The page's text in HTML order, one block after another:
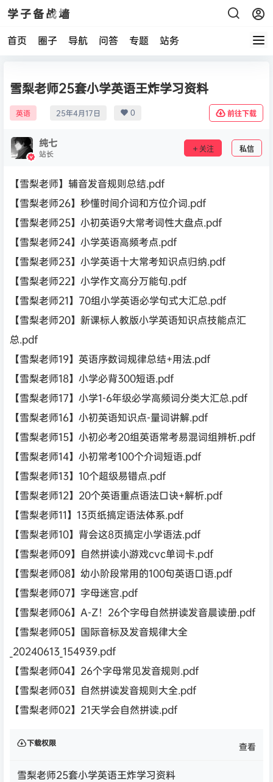
学子备战墙
首页 圈子 导航 问答 专题 站务
雪梨老师25套小学英语王炸学习资料
英语 25年4月17日 0 前往下载
纯七
站长 关注 私信
【雪梨老师】辅音发音规则总结.pdf
【雪梨老师26】秒懂时间介词和方位介词.pdf
【雪梨老师25】小初英语9大常考词性大盘点.pdf
【雪梨老师24】小学英语高频考点.pdf
【雪梨老师23】小学英语十大常考知识点归纳.pdf
【雪梨老师22】小学作文高分万能句.pdf
【雪梨老师21】70组小学英语必学句式大汇总.pdf
【雪梨老师20】新课标人教版小学英语知识点技能点汇
总.pdf
【雪梨老师19】英语序数词规律总结+用法.pdf
【雪梨老师18】小学必背300短语.pdf
【雪梨老师17】小学1-6年级必学高频词分类大汇总.pdf
【雪梨老师16】小初英语知识点-量词讲解.pdf
【雪梨老师15】小初必考20组英语常考易混词组辨析.pdf
【雪梨老师14】小初常考100个介词短语.pdf
【雪梨老师13】10个超级易错点.pdf
【雪梨老师12】20个英语重点语法口诀+解析.pdf
【雪梨老师11】13页纸搞定语法体系.pdf
【雪梨老师10】背会这8页搞定小学语法.pdf
【雪梨老师09】自然拼读小游戏cvc单词卡.pdf
【雪梨老师08】幼小阶段常用的100句英语口语.pdf
【雪梨老师07】字母迷宫.pdf
【雪梨老师06】A-Z！26个字母自然拼读发音晨读册.pdf
【雪梨老师05】国际音标及发音规律大全
_20240613_154939.pdf
【雪梨老师04】26个字母常见发音规则.pdf
【雪梨老师03】自然拼读发音规则大全.pdf
【雪梨老师02】21天学会自然拼读.pdf
下载权限 查看
雪梨老师25套小学英语王炸学习资料